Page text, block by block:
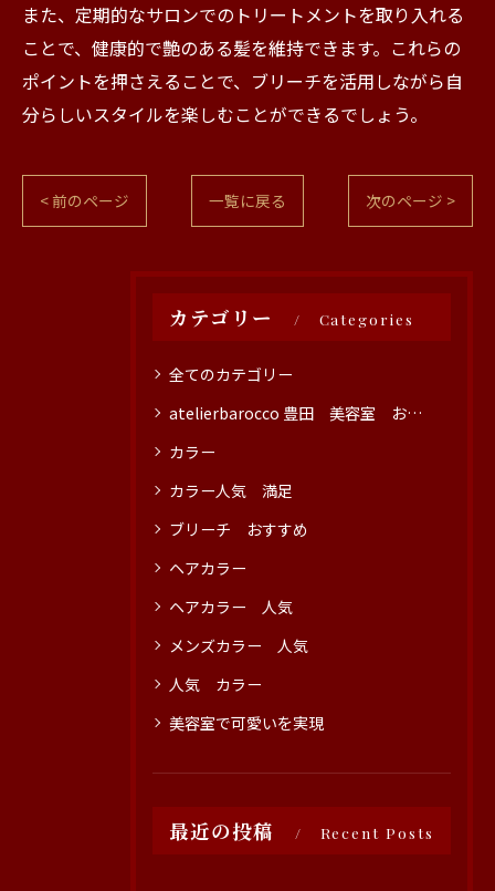
また、定期的なサロンでのトリートメントを取り入れる
ことで、健康的で艶のある髪を維持できます。これらの
ポイントを押さえることで、ブリーチを活用しながら自
分らしいスタイルを楽しむことができるでしょう。
< 前のページ 一覧に戻る 次のページ >
カテゴリー Categories
全てのカテゴリー
atelierbarocco 豊田 美容室 おすすめ
カラー
カラー人気 満足
ブリーチ おすすめ
ヘアカラー
ヘアカラー 人気
メンズカラー 人気
人気 カラー
美容室で可愛いを実現
最近の投稿 Recent Posts